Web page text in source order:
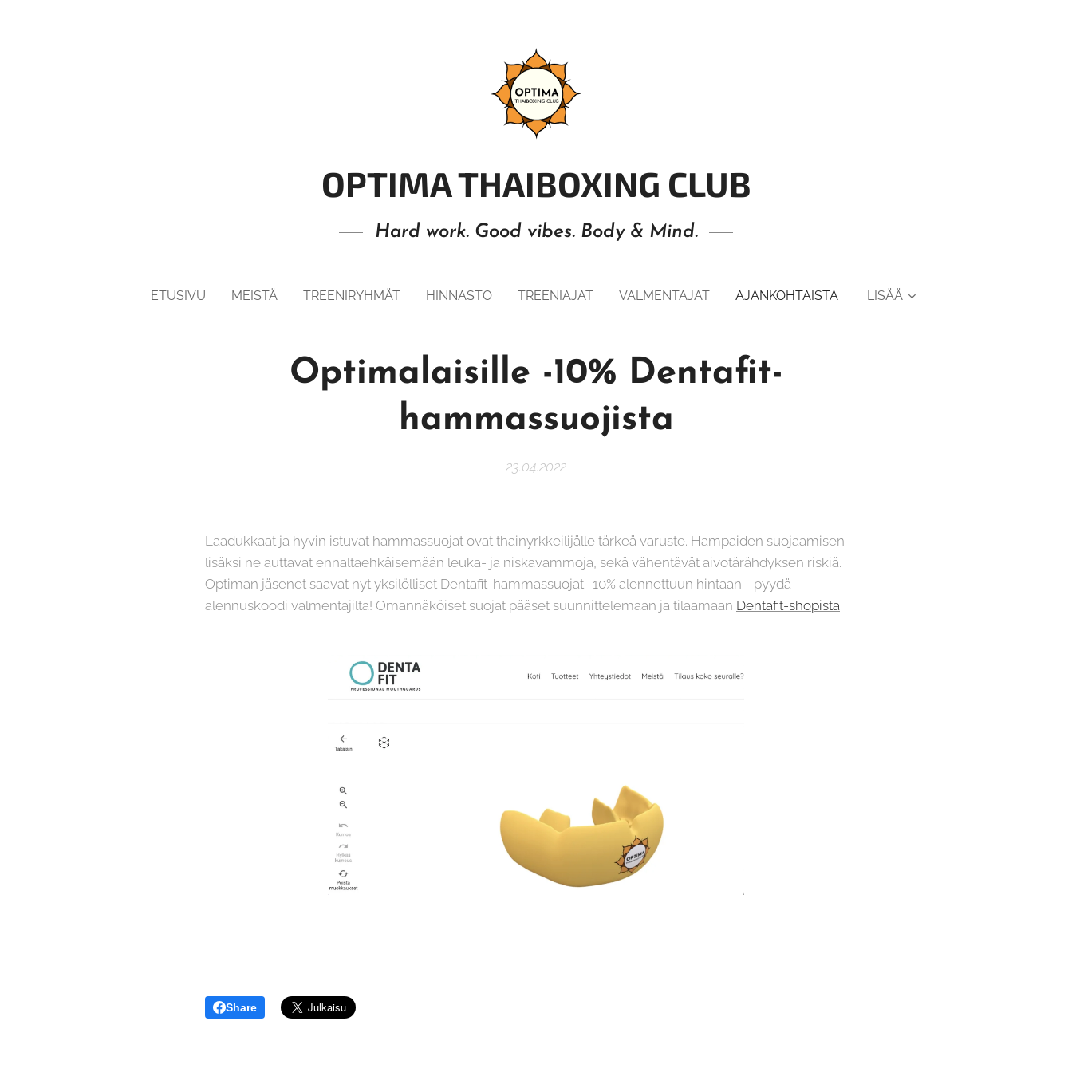
OPTIMA THAIBOXING CLUB
Hard work. Good vibes. Body & Mind.
ETUSIVU MEISTÄ TREENIRYHMÄT HINNASTO TREENIAJAT VALMENTAJAT AJANKOHTAISTA LISÄÄ
Optimalaisille -10% Dentafit-
hammassuojista
23.04.2022
Laadukkaat ja hyvin istuvat hammassuojat ovat thainyrkkeilijälle tärkeä varuste. Hampaiden suojaamisen
lisäksi ne auttavat ennaltaehkäisemään leuka- ja niskavammoja, sekä vähentävät aivotärähdyksen riskiä.
Optiman jäsenet saavat nyt yksilölliset Dentafit-hammassuojat -10% alennettuun hintaan - pyydä
alennuskoodi valmentajilta! Omannäköiset suojat pääset suunnittelemaan ja tilaamaan Dentafit-shopista.
Share